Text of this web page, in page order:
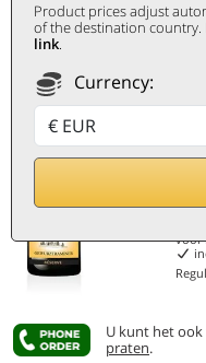
Product prices adjust
of the destination country.
link.
Currency:
voor
U kunt het
praten.